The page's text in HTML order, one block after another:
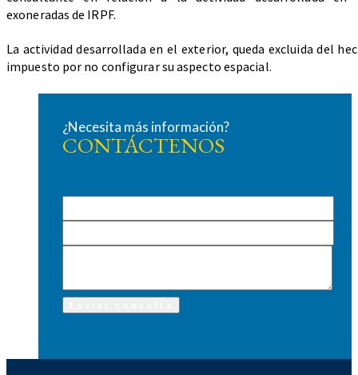
exoneradas de IRPF.
La actividad desarrollada en el exterior, queda excluida del
impuesto por no configurar su aspecto espacial.
¿Necesita más información?
CONTÁCTENOS